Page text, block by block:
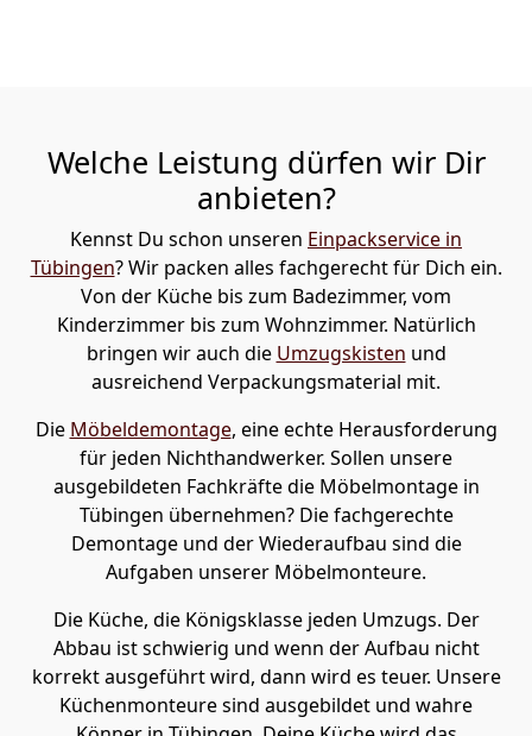
Welche Leistung dürfen wir Dir
anbieten?
Kennst Du schon unseren Einpackservice in
Tübingen? Wir packen alles fachgerecht für Dich ein.
Von der Küche bis zum Badezimmer, vom
Kinderzimmer bis zum Wohnzimmer. Natürlich
bringen wir auch die Umzugskisten und
ausreichend Verpackungsmaterial mit.
Die Möbeldemontage, eine echte Herausforderung
für jeden Nichthandwerker. Sollen unsere
ausgebildeten Fachkräfte die Möbelmontage in
Tübingen übernehmen? Die fachgerechte
Demontage und der Wiederaufbau sind die
Aufgaben unserer Möbelmonteure.
Die Küche, die Königsklasse jeden Umzugs. Der
Abbau ist schwierig und wenn der Aufbau nicht
korrekt ausgeführt wird, dann wird es teuer. Unsere
Küchenmonteure sind ausgebildet und wahre